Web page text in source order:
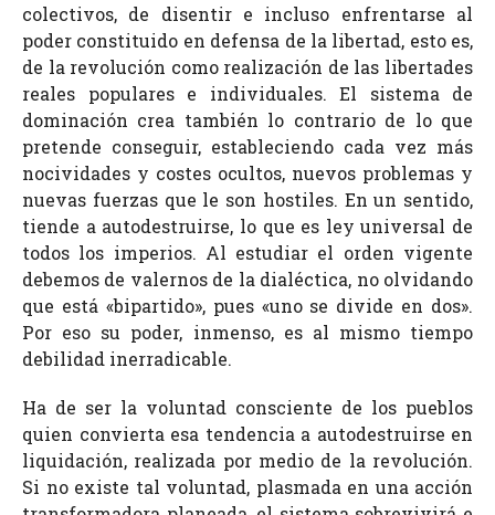
colectivos, de disentir e incluso enfrentarse al
poder constituido en defensa de la libertad, esto es,
de la revolución como realización de las libertades
reales populares e individuales. El sistema de
dominación crea también lo contrario de lo que
pretende conseguir, estableciendo cada vez más
nocividades y costes ocultos, nuevos problemas y
nuevas fuerzas que le son hostiles. En un sentido,
tiende a autodestruirse, lo que es ley universal de
todos los imperios. Al estudiar el orden vigente
debemos de valernos de la dialéctica, no olvidando
que está «bipartido», pues «uno se divide en dos».
Por eso su poder, inmenso, es al mismo tiempo
debilidad inerradicable.
Ha de ser la voluntad consciente de los pueblos
quien convierta esa tendencia a autodestruirse en
liquidación, realizada por medio de la revolución.
Si no existe tal voluntad, plasmada en una acción